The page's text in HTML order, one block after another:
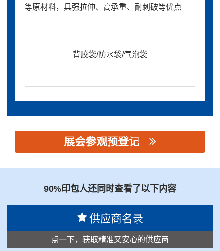
等原材料，具强拉伸、高承重、耐刺破等优点
背胶袋/防水袋/气泡袋
展会参观预登记
90%印包人还同时查看了以下内容
供应商名录
点一下，获取精准又安心的供应商